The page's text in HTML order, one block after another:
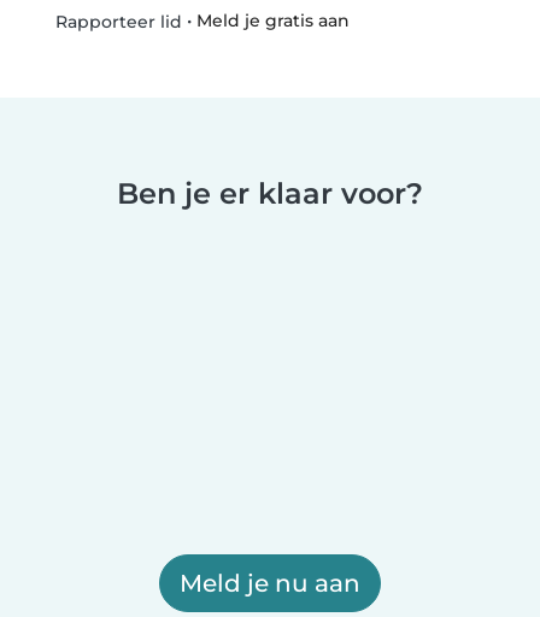
Rapporteer lid • Meld je gratis aan
Ben je er klaar voor?
Meld je nu aan